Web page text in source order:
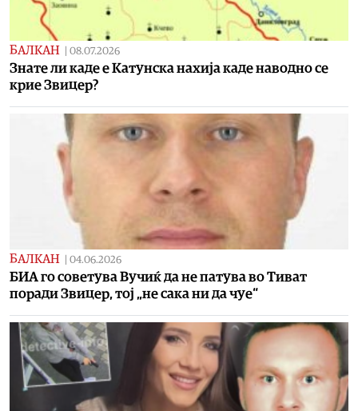
БАЛКАН 08.07.2026
Знате ли каде е Катунска нахија каде наводно се
крие Звицер?
БАЛКАН 04.06.2026
БИА го советува Вучиќ да не патува во Тиват
поради Звицер, тој „не сака ни да чуе“